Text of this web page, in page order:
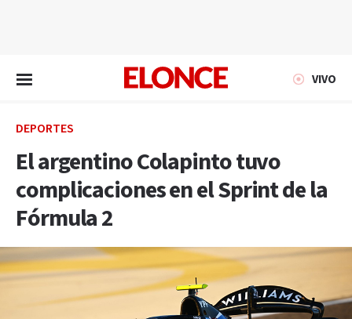
VIVO
DEPORTES
El argentino Colapinto tuvo
complicaciones en el Sprint de la
Fórmula 2